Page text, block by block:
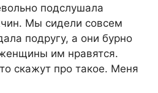
подслушала
Мы сидели совсем
подругу, а они бурно
им нравятся.
скажут про такое. Меня